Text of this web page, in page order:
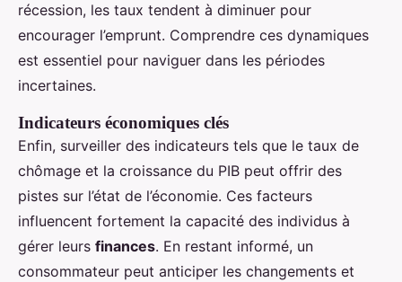
récession, les taux tendent à diminuer pour
encourager l’emprunt. Comprendre ces dynamiques
est essentiel pour naviguer dans les périodes
incertaines.
Indicateurs économiques clés
Enfin, surveiller des indicateurs tels que le taux de
chômage et la croissance du PIB peut offrir des
pistes sur l’état de l’économie. Ces facteurs
influencent fortement la capacité des individus à
gérer leurs finances. En restant informé, un
consommateur peut anticiper les changements et